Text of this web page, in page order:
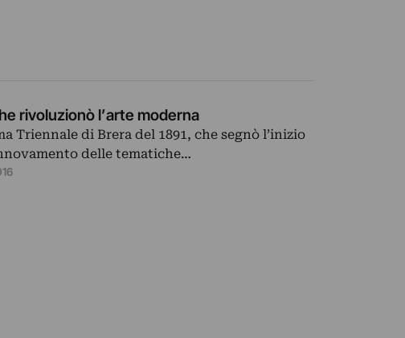
rivoluzionò l’arte moderna
Triennale di Brera del 1891, che segnò l’inizio
delle tematiche…